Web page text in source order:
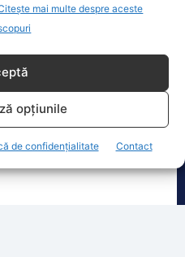
mai multe despre aceste
opțiunile
de confidențialitate Contact
Dunării către brațul
vor fi scufundate vineri, 7
au intrat în linie
una dintre cele mai